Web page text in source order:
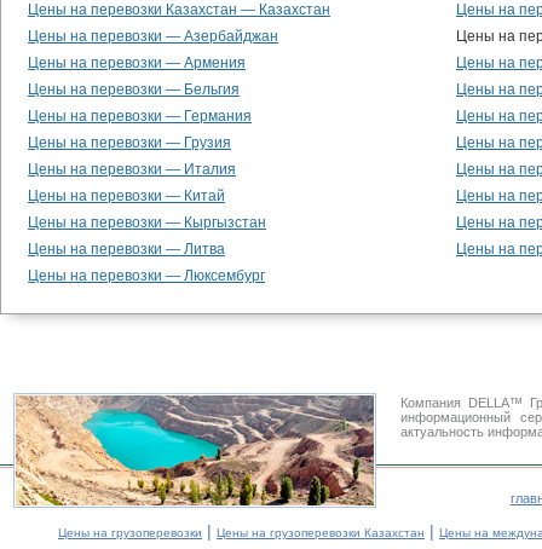
Цены на перевозки Казахстан — Казахстан
Цены на
Цены на перевозки — Азербайджан
Цены на
Цены на перевозки — Армения
Цены на
Цены на перевозки — Бельгия
Цены на
Цены на перевозки — Германия
Цены на
Цены на перевозки — Грузия
Цены на
Цены на перевозки — Италия
Цены на
Цены на перевозки — Китай
Цены на
Цены на перевозки — Кыргызстан
Цены на
Цены на перевозки — Литва
Цены на
Цены на перевозки — Люксембург
Компания DELLA™
информационный
актуальность
Цены на грузоперевозки | Цены на грузоперевозки Казахстан | Цены на